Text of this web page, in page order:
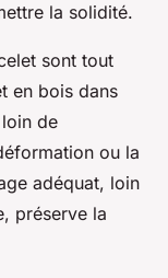
la solidité.
sont tout
en bois dans
de
ou la
adéquat, loin
préserve la